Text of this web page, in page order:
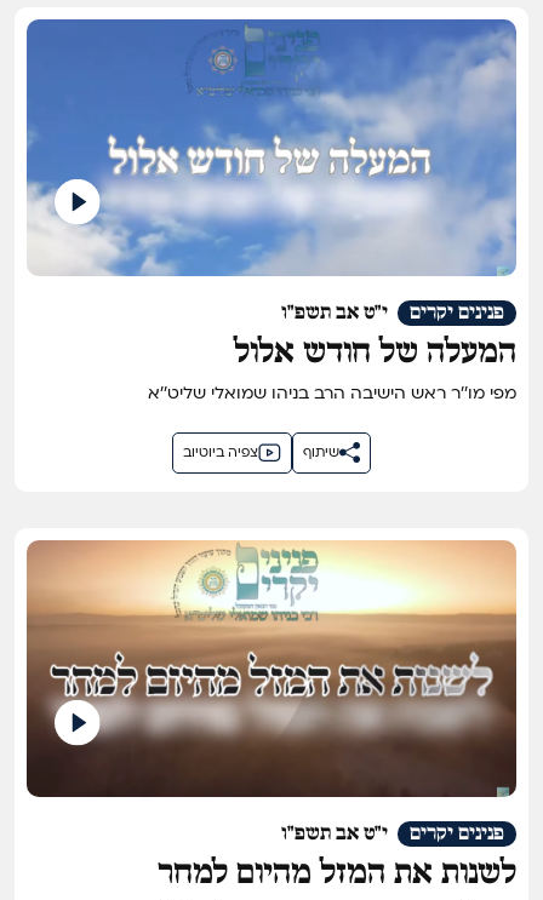
י"ט אב תשפ"ו פנינים יקרים
המעלה של חודש אלול
מפי מו''ר ראש הישיבה הרב בניהו שמואלי שליט''א
צפיה ביוטיוב שיתוף
י"ט אב תשפ"ו פנינים יקרים
לשנות את המזל מהיום למחר